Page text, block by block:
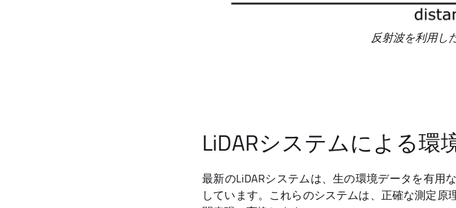
反射波を利用し
LiDARシステムによる環
最新のLiDARシステムは、生の環境データを有用
しています。これらのシステムは、正確な測定